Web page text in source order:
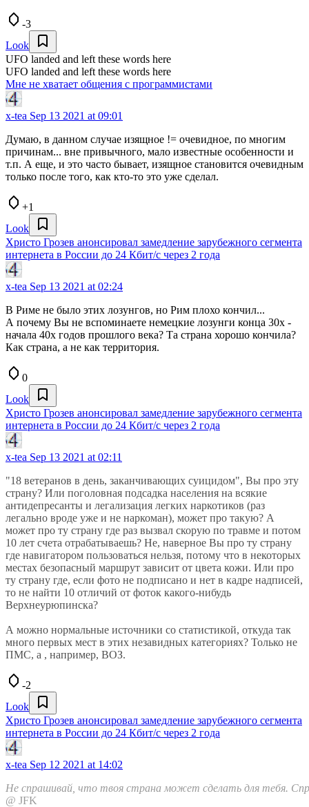
-3
Look
UFO landed and left these words here
UFO landed and left these words here
Мне не хватает общения с программистами
x-tea Sep 13 2021 at 09:01
Думаю, в данном случае изящное != очевидное, по многим
причинам... вне привычного, мало известные особенности и
т.п. А еще, и это часто бывает, изящное становится очевидным
только после того, как кто-то это уже сделал.
+1
Look
Христо Грозев анонсировал замедление зарубежного сегмента
интернета в России до 24 Кбит/с через 2 года
x-tea Sep 13 2021 at 02:24
В Риме не было этих лозунгов, но Рим плохо кончил...
А почему Вы не вспоминаете немецкие лозунги конца 30х -
начала 40х годов прошлого века? Та страна хорошо кончила?
Как страна, а не как территория.
0
Look
Христо Грозев анонсировал замедление зарубежного сегмента
интернета в России до 24 Кбит/с через 2 года
x-tea Sep 13 2021 at 02:11
"18 ветеранов в день, заканчивающих суицидом", Вы про эту
страну? Или поголовная подсадка населения на всякие
антидепресанты и легализация легких наркотиков (раз
легально вроде уже и не наркоман), может про такую? А
может про ту страну где раз вызвал скорую по травме и потом
10 лет счета отрабатываешь? Не, наверное Вы про ту страну
где навигатором пользоваться нельзя, потому что в некоторых
местах безопасный маршрут зависит от цвета кожи. Или про
ту страну где, если фото не подписано и нет в кадре надписей,
то не найти 10 отличий от фоток какого-нибудь
Верхнеурюпинска?
А можно нормальные источники со статистикой, откуда так
много первых мест в этих незавидных категориях? Только не
ПМС, а , например, ВОЗ.
-2
Look
Христо Грозев анонсировал замедление зарубежного сегмента
интернета в России до 24 Кбит/с через 2 года
x-tea Sep 12 2021 at 14:02
Не спрашивай, что твоя страна может сделать для тебя.
@ JFK